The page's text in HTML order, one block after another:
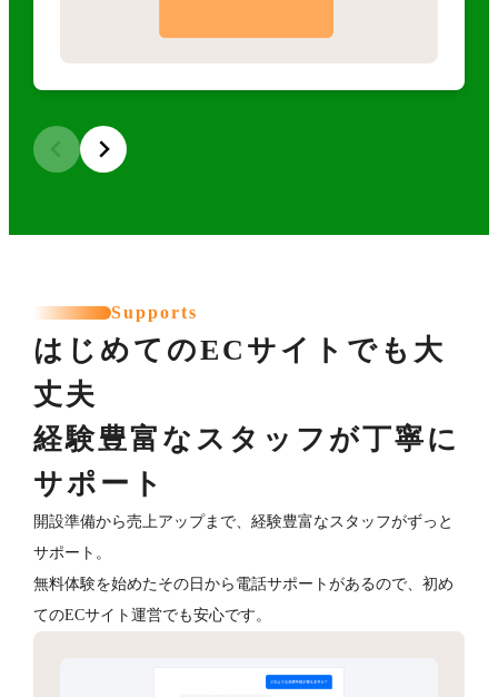
Supports
はじめてのECサイトでも大
丈夫
経験豊富なスタッフが丁寧に
サポート
開設準備から売上アップまで、経験豊富なスタッフがずっと
サポート。
無料体験を始めたその日から電話サポートがあるので、初め
てのECサイト運営でも安心です。